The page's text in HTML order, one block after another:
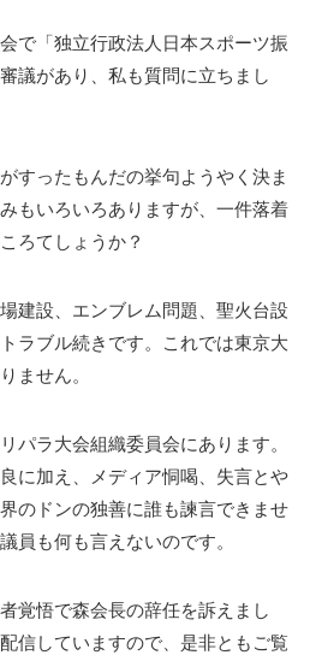
で「独立行政法人日本スポーツ振
議があり、私も質問に立ちまし
すったもんだの挙句ようやく決ま
もいろいろありますが、一件落着
ろてしょうか？
建設、エンブレム問題、聖火台設
ラブル続きです。これでは東京大
ません。
パラ大会組織委員会にあります。
に加え、メディア恫喝、失言とや
のドンの独善に誰も諫言できませ
員も何も言えないのです。
覚悟で森会長の辞任を訴えまし
信していますので、是非ともご覧